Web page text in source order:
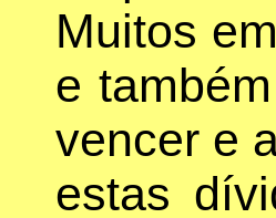
Muitos
e
vencer e
estas